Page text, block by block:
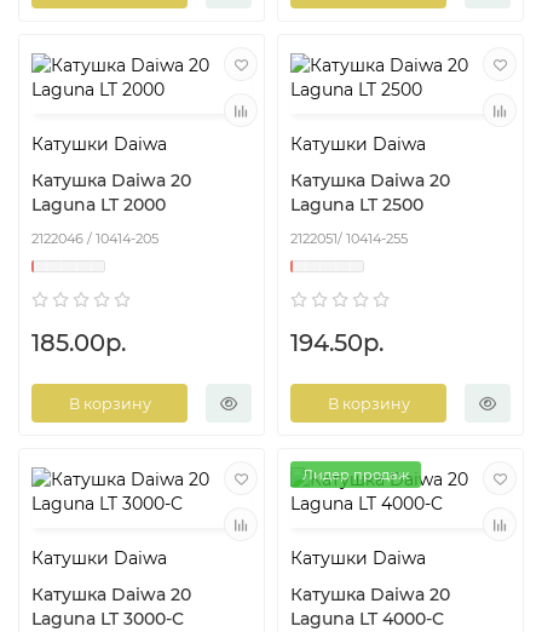
Катушки Daiwa
Катушка Daiwa 20
Laguna LT 2000
2122046 / 10414-205
185.00р.
В корзину
Катушки Daiwa
Катушка Daiwa 20
Laguna LT 2500
2122051/ 10414-255
194.50р.
В корзину
Катушки Daiwa
Катушка Daiwa 20
Laguna LT 3000-C
Лидер продаж
Катушки Daiwa
Катушка Daiwa 20
Laguna LT 4000-C